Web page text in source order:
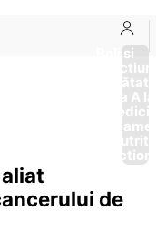
Boli si
Afectiuni
Sănătate
de la A
de